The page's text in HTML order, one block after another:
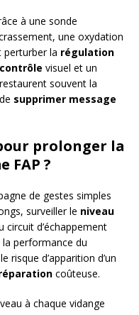
à une sonde
une oxydation
perturber la régulation
contrôle visuel et un
souvent la
supprimer message
prolonger la
FAP ?
de gestes simples
surveiller le niveau
circuit d’échappement
performance du
risque d’apparition d’un
coûteuse.
à chaque vidange